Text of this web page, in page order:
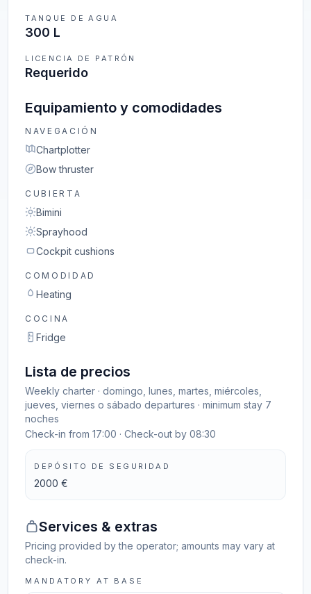
TANQUE DE AGUA
300 L
LICENCIA DE PATRÓN
Requerido
Equipamiento y comodidades
NAVEGACIÓN
Chartplotter
Bow thruster
CUBIERTA
Bimini
Sprayhood
Cockpit cushions
COMODIDAD
Heating
COCINA
Fridge
Lista de precios
Weekly charter · domingo, lunes, martes, miércoles,
jueves, viernes o sábado departures · minimum stay 7
noches
Check-in from 17:00 · Check-out by 08:30
DEPÓSITO DE SEGURIDAD
2000 €
Services & extras
Pricing provided by the operator; amounts may vary at
check-in.
MANDATORY AT BASE